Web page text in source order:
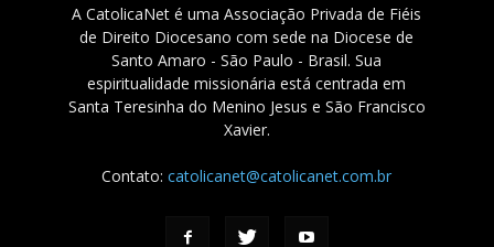
A CatolicaNet é uma Associação Privada de Fiéis
de Direito Diocesano com sede na Diocese de
Santo Amaro - São Paulo - Brasil. Sua
espiritualidade missionária está centrada em
Santa Teresinha do Menino Jesus e São Francisco
Xavier.
Contato:catolicanet@catolicanet.com.br